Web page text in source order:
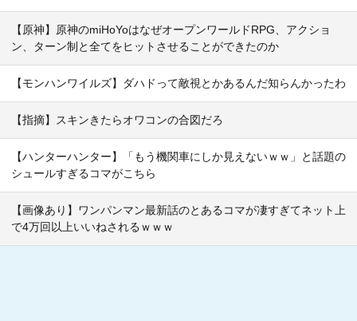
【原神】原神のmiHoYoはなぜオープンワールドRPG、アクショ
ン、ターン制と全てをヒットさせることができたのか
【モンハンワイルズ】ダハドって敵視とかあるんだ知らんかったわ
【指摘】スキンきたらオワコンの合図だろ
【ハンターハンター】「もう機関車にしか見えないｗｗ」と話題の
シュールすぎるコマがこちら
【画像あり】ワンパンマン最新話のとあるコマが凄すぎてネット上
で4万回以上いいねされるｗｗｗ